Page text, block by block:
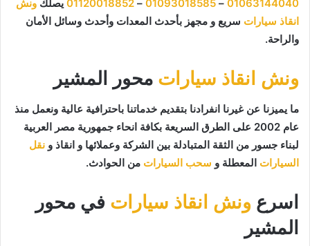
01063144040
–
01093018585
–
01120018852 يصلك ونش
انقاذ سيارات سريع و مجهز بأحدث المعدات وأحدث وسائل الأمان
والراحة.
ونش انقاذ سيارات محور المشير
ما يميزنا عن غيرنا انفرادنا بتقديم خدماتنا باحترافية عالية ونعمل منذ
عام 2002 على الطرق السريعة بكافة انحاء جمهورية مصر العربية
لبناء جسور من الثقة المتبادلة بين الشركة وعملائها و انقاذ و نقل
السيارات المعطلة و سحب السيارات من الحوادث.
اسرع ونش انقاذ سيارات في محور
المشير